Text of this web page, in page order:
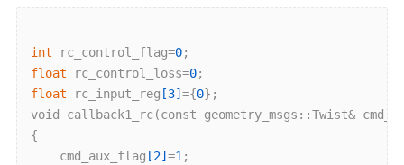
int rc_control_flag=0
float rc_control_loss=0
float rc_input_reg [3] ={0};
void callback1 _rc(const geometry_msgs ::Twist&
{
	cmd_aux_flag
[2] =1;